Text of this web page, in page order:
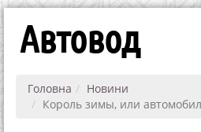
Автовод
Головна
Новини
Король зимы, или